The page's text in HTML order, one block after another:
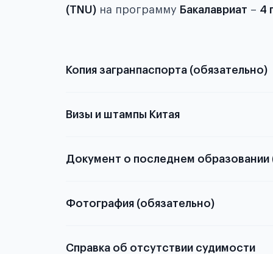
(TNU) на программу Бакалавриат – 4
Копия загранпаспорта (обязательно)
Визы и штампы Китая
Документ о последнем образовании
о том, какие документы необходимы для
Фотография (обязательно)
Справка об отсутствии судимости